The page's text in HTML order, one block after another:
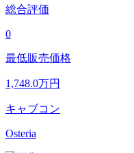
総合評価
0
最低販売価格
1,748.0万円
キャブコン
Osteria